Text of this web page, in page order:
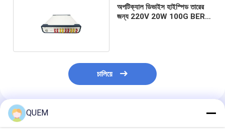
অপটিক্যাল ডিভাইস হাইস্পিড তারের
জন্য 220V 20W 100G BERT
চালিয়ে
প্রস্তাবিত পণ্য
QUEM